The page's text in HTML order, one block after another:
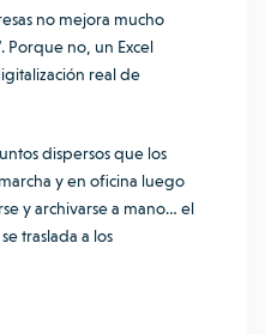
no mejora mucho
Porque no, un Excel
real de
dispersos que los
y en oficina luego
y archivarse a mano… el
traslada a los